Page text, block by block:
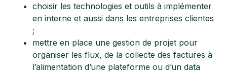
choisir les technologies et outils à implémenter
en interne et aussi dans les entreprises clientes
;
mettre en place une gestion de projet pour
organiser les flux, de la collecte des factures à
l’alimentation d’une plateforme ou d’un data